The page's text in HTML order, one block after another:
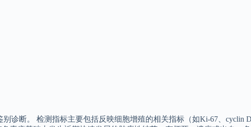
诊断。 检测指标主要包括反映细胞增殖的相关指标（如Ki-67、cyclin